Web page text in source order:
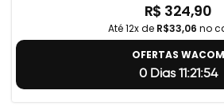
R$ 324,90
Até 12x de R$33,06 no
OFERTAS WACOM
0 Dias 11:21:54